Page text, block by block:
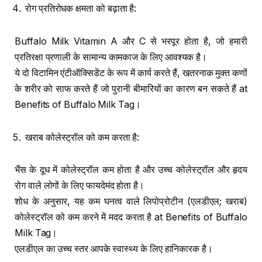
रोग प्रतिरोधक क्षमता को बढ़ाता है:
Buffalo Milk Vitamin A और C से भरपूर होता है, जो हमारी
प्रतिरक्षा प्रणाली के सामान्य कामकाज के लिए आवश्यक है।
ये दो विटामिन एंटीऑक्सिडेंट के रूप में कार्य करते हैं, खतरनाक मुक्त कणों
के शरीर को साफ करते हैं जो पुरानी बीमारियों का कारण बन सकते हैं at
Benefits of Buffalo Milk Tag।
खराब कोलेस्ट्रॉल को कम करता है:
भैंस के दूध में कोलेस्ट्रॉल कम होता है और उच्च कोलेस्ट्रॉल और हृदय
रोग वाले लोगों के लिए फायदेमंद होता है।
शोध के अनुसार, यह कम घनत्व वाले लिपोप्रोटीन (एलडीएल; खराब)
कोलेस्ट्रॉल को कम करने में मदद करता है at Benefits of Buffalo
Milk Tag।
एलडीएल का उच्च स्तर आपके स्वास्थ्य के लिए हानिकारक है।